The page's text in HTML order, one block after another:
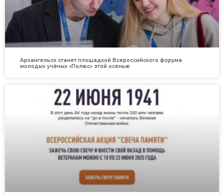
Архангельск станет площадкой Всероссийского форума
молодых учёных «Полюс» этой осенью